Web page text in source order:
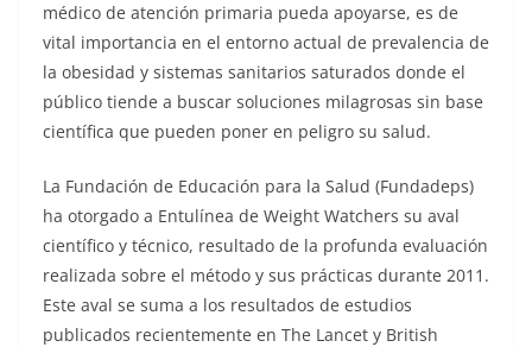
médico de atención primaria pueda apoyarse, es de
vital importancia en el entorno actual de prevalencia de
la obesidad y sistemas sanitarios saturados donde el
público tiende a buscar soluciones milagrosas sin base
científica que pueden poner en peligro su salud.
La Fundación de Educación para la Salud (Fundadeps)
ha otorgado a Entulínea de Weight Watchers su aval
científico y técnico, resultado de la profunda evaluación
realizada sobre el método y sus prácticas durante 2011.
Este aval se suma a los resultados de estudios
publicados recientemente en The Lancet y British